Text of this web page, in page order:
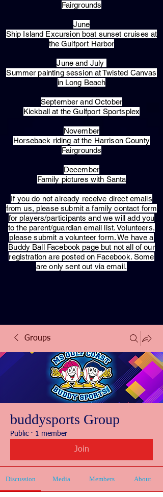
Fairgrounds
June
Ship Island Excursion boat sunset cruises at
the Gulfport Harbor
June and July
Summer painting session at Twisted Canvas
in Long Beach
September and October
Kickball at the Gulfport Sportsplex
November
Horseback riding at the Harrison County
Fairgrounds
December
Family pictures with Santa
​If you do not already receive direct emails
from us, please submit a family contact form
for players/participants and we will add you
to the parent/guardian email list. Volunteers,
please submit a volunteer form. We have a
Buddy Ball Facebook page but not all of our
registration are posted on Facebook. Some
are only sent out via email.
Groups
buddysports Group
Public · 1 member
Join
Discussion Media Members About